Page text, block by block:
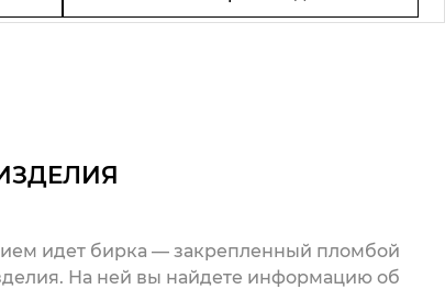
идет бирка — закрепленный пломбой
На ней вы найдете информацию об